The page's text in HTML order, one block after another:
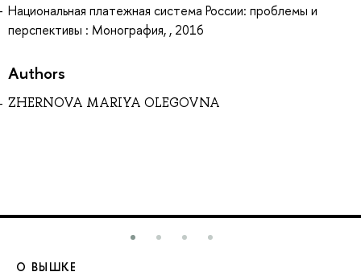
Национальная платежная система России: проблемы и
перспективы : Монография, , 2016
Authors
ZHERNOVA MARIYA OLEGOVNA
О ВЫШКЕ